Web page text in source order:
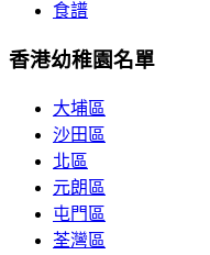
食譜
香港幼稚園名單
大埔區
沙田區
北區
元朗區
屯門區
荃灣區